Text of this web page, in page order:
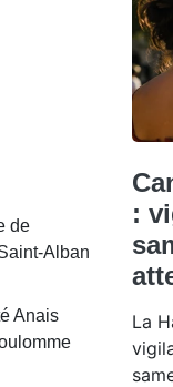
de
Alban
Anais
:
La